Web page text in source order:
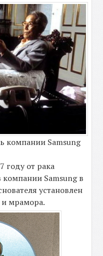
компании Samsung
году от рака
Samsung в
установлен
мрамора.